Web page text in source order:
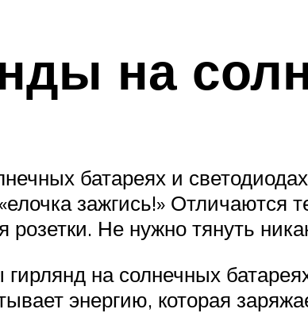
на
батареях и
зажгись!» Отличаются
розетки. Не нужно тянуть
на солнечных
энергию, которая